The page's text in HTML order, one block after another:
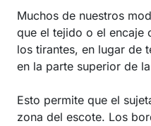
Muchos de nuestros
que el tejido o el encaje
los tirantes, en lugar de
en la parte superior de
Esto permite que el
zona del escote. Los